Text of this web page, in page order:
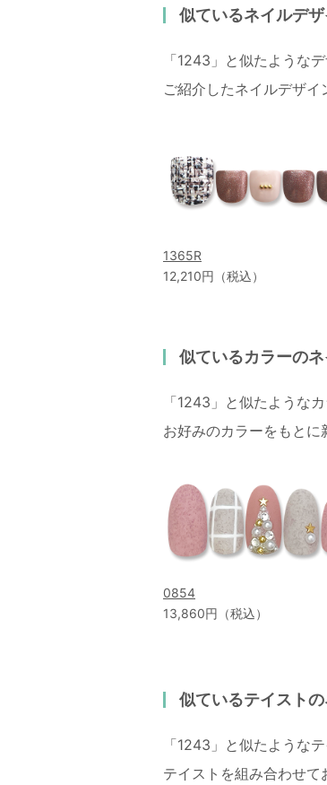
似ているネイルデ
「1243」と似たような
ご紹介したネイルデザイ
1365R
12,210円（税込）
似ているカラーの
「1243」と似たような
お好みのカラーをもとに
0854
13,860円（税込）
似ているテイスト
「1243」と似たような
テイストを組み合わせて